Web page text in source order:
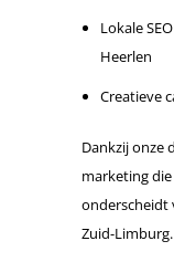
Lokale
Heerlen
Creatieve
Dankzij onze
marketing
onderscheidt
Zuid-Limburg.